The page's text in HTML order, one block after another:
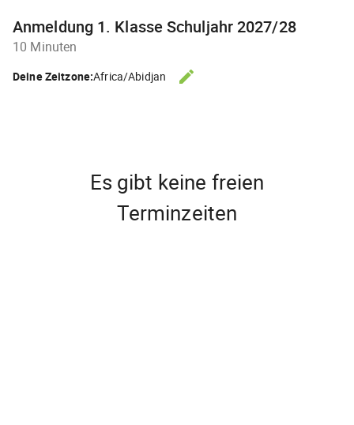
Anmeldung 1. Klasse Schuljahr 2027/28
10 Minuten
Deine Zeitzone:Africa/Abidjan editZEITZONE ÄNDERN.
Es gibt keine freien
Terminzeiten